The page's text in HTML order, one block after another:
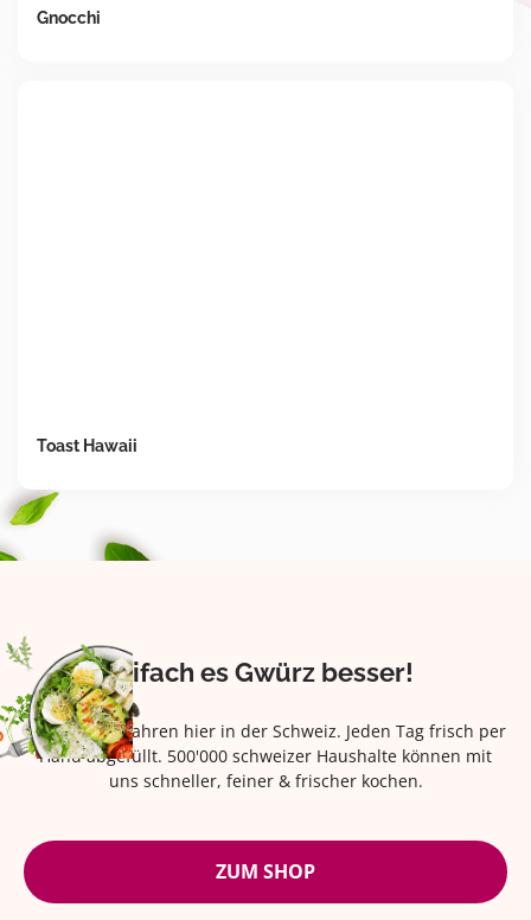
Gnocchi
Toast Hawaii
Eifach es Gwürz besser!
Seit über 42 Jahren hier in der Schweiz. Jeden Tag frisch per
Hand abgefüllt. 500'000 schweizer Haushalte können mit
uns schneller, feiner & frischer kochen.
ZUM SHOP